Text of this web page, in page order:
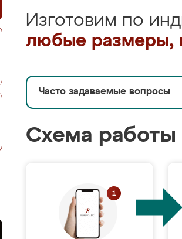
Изготовим по
любые размеры,
Часто задаваемые вопросы
Схема работы